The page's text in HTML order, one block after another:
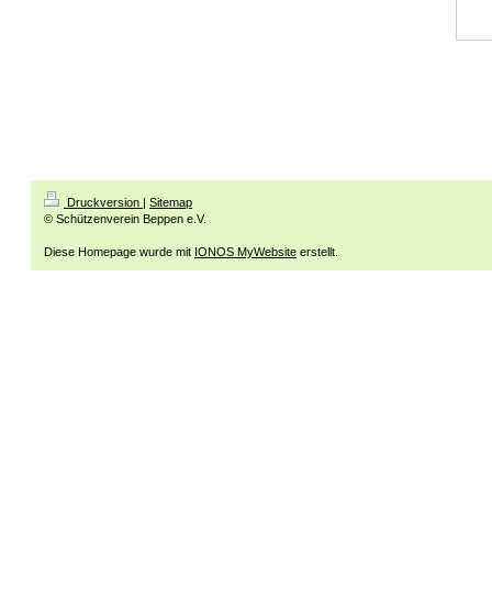
Druckversion | Sitemap
© Schützenverein Beppen e.V.
Diese Homepage wurde mit IONOS MyWebsite erstellt.